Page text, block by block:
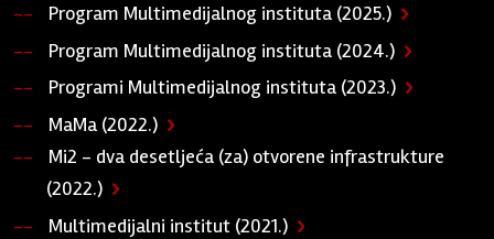
Program Multimedijalnog instituta (2025.)
Program Multimedijalnog instituta (2024.)
Programi Multimedijalnog instituta (2023.)
MaMa (2022.)
Mi2 - dva desetljeća (za) otvorene infrastrukture
(2022.)
Multimedijalni institut (2021.)